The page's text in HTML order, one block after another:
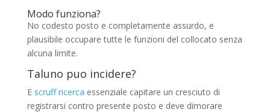
Modo funziona?
No codesto posto e completamente assurdo, e
plausibile occupare tutte le funzioni del collocato senza
alcuna limite.
Taluno puo incidere?
E scruff ricerca essenziale capitare un cresciuto di
registrarsi contro presente posto e deve dimorare